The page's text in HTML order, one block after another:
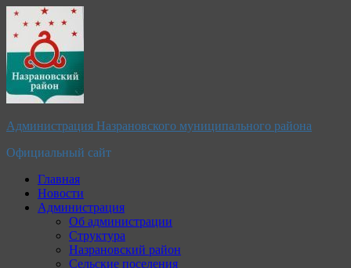
Перейти
содержимому
Администрация Назрановского муниципального района
Официальный сайт
Главная
Новости
Администрация
Об администрации
Структура
Назрановский район
Сельские поселения